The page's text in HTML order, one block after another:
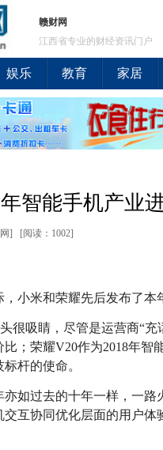
赣财网
江西省专业的财经资讯门户
娱乐 教育 家居
年智能手机产业
网] [阅读：1002]
小米和荣耀先后发布了本
很吸睛，尽管是运营商“
；荣耀V20作为2018年智
杆的使命。
如过去的十年一样，一
交互协同优化层面的用户